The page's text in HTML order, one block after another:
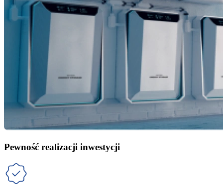
Pewność realizacji inwestycji